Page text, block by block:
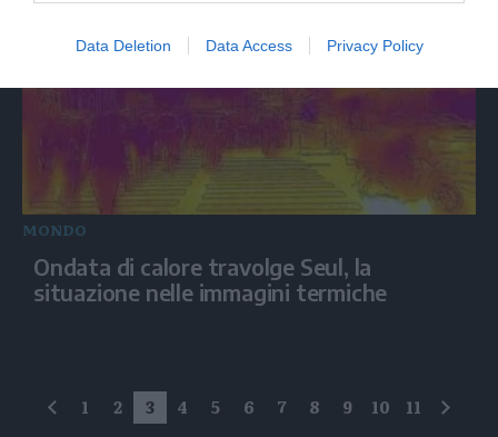
Data Deletion Data Access Privacy Policy
MONDO
Ondata di calore travolge Seul, la
situazione nelle immagini termiche
precedente
1 2 3 4 5 6 7 8 9 10 11